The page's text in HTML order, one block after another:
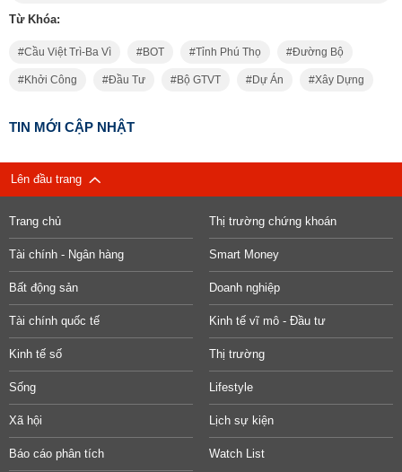
Từ Khóa:
Cầu Việt Trì-Ba Vì BOT Tỉnh Phú Thọ Đường Bộ
Khởi Công Đầu Tư Bộ GTVT Dự Án Xây Dựng
TIN MỚI CẬP NHẬT
Lên đầu trang
Trang chủ Thị trường chứng khoán
Tài chính - Ngân hàng Smart Money
Bất động sản Doanh nghiệp
Tài chính quốc tế Kinh tế vĩ mô - Đầu tư
Kinh tế số Thị trường
Sống Lifestyle
Xã hội Lịch sự kiện
Báo cáo phân tích Watch List